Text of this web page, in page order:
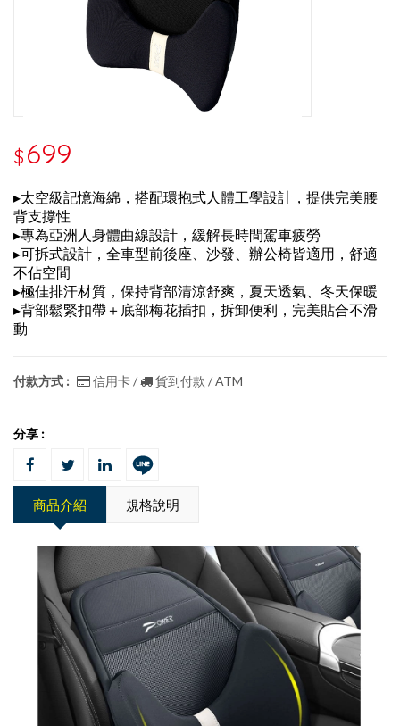
$699
▸太空級記憶海綿，搭配環抱式人體工學設計，提供完美腰
背支撐性
▸專為亞洲人身體曲線設計，緩解長時間駕車疲勞
▸可拆式設計，全車型前後座、沙發、辦公椅皆適用，舒適
不佔空間
▸極佳排汗材質，保持背部清涼舒爽，夏天透氣、冬天保暖
▸背部鬆緊扣帶＋底部梅花插扣，拆卸便利，完美貼合不滑
動
付款方式 : 信用卡 / 貨到付款 / ATM
分享 :
商品介紹 規格說明